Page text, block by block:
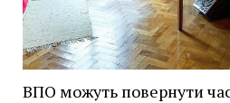
ВПО можуть повернути